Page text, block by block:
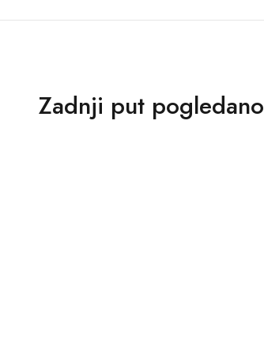
Zadnji put pogledano